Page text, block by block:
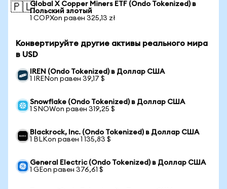
🇵🇱Global X Copper Miners ETF (Ondo Tokenized) в
Польский злотый
1 COPXon равен 325,13 zł
Конвертируйте другие активы реального мира
в USD
IREN (Ondo Tokenized) в Доллар США
1 IRENon равен 39,17 $
Snowflake (Ondo Tokenized) в Доллар США
1 SNOWon равен 319,25 $
Blackrock, Inc. (Ondo Tokenized) в Доллар США
1 BLKon равен 1 135,83 $
General Electric (Ondo Tokenized) в Доллар США
1 GEon равен 376,61 $